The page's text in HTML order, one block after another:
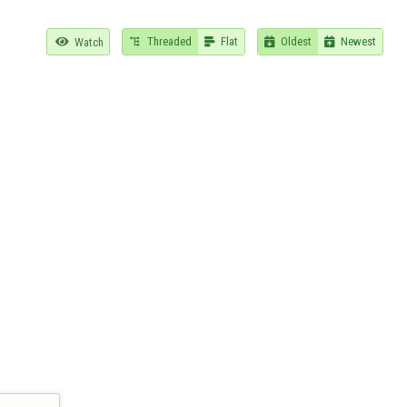
 Watch  Threaded  Flat  Oldest  Newest